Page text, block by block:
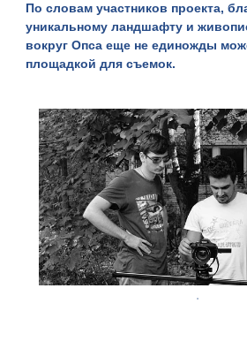
По словам участников проекта,
уникальному ландшафту и
вокруг Опса еще не единожды
площадкой для съемок.